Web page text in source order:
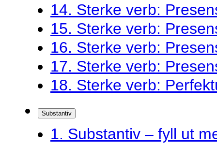
14. Sterke verb:
15. Sterke verb:
16. Sterke verb:
17. Sterke verb:
18. Sterke verb:
Substantiv
1. Substantiv – fyll ut